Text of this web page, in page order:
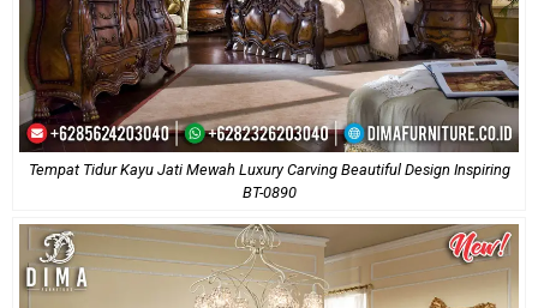
Tempat Tidur Kayu Jati Mewah Luxury Carving Beautiful Design Inspiring
BT-0890